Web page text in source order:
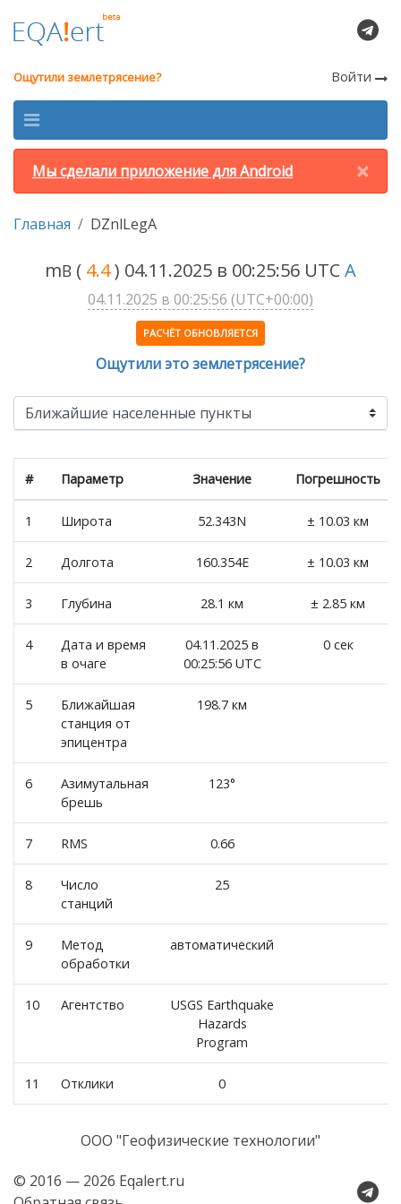
Ощутили землетрясение? Войти
×
Мы сделали приложение для Android
Главная DZnlLegA
mB ( 4.4) 04.11.2025 в 00:25:56 UTCA
04.11.2025 в 00:25:56 (UTC+00:00)
РАСЧЁТ ОБНОВЛЯЕТСЯ
Ощутили это землетрясение?
# Параметр Значение Погрешность
1 Широта 52.343N ± 10.03 км
2 Долгота 160.354E ± 10.03 км
3 Глубина 28.1 км ± 2.85 км
4
Дата и время
в очаге
04.11.2025 в
00:25:56 UTC
0 сек
5
Ближайшая
станция от
эпицентра
198.7 км
6
Азимутальная
брешь
123°
7 RMS 0.66
8
Число
станций
25
9
Метод
обработки
автоматический
10 Агентство
USGS Earthquake
Hazards
Program
11 Отклики 0
© 2016 — 2026 Eqalert.ru
ООО "Геофизические технологии"